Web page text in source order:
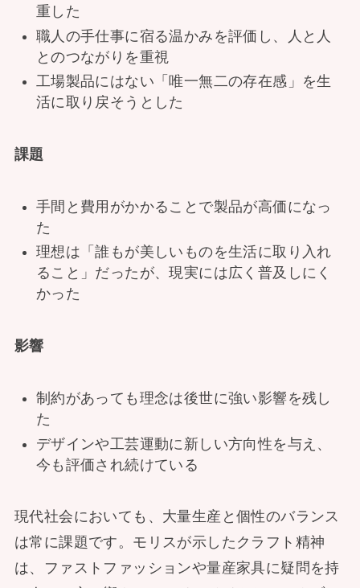
重した
職人の手仕事に宿る温かみを評価し、人と人
とのつながりを重視
工場製品にはない「唯一無二の存在感」を生
活に取り戻そうとした
課題
手間と費用がかかることで製品が高価になっ
た
理想は「誰もが美しいものを生活に取り入れ
ること」だったが、現実には広く普及しにく
かった
影響
制約があっても理念は後世に強い影響を残し
た
デザインや工芸運動に新しい方向性を与え、
今も評価され続けている
現代社会においても、大量生産と個性のバランス
は常に課題です。モリスが示したクラフト精神
は、ファストファッションや量産家具に疑問を持